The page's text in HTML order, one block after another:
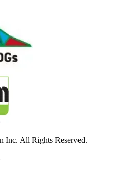
Inc. All Rights Reserved.